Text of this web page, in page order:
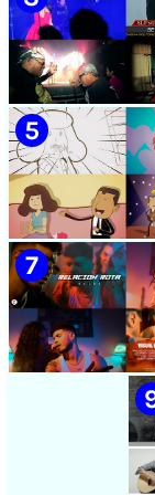
🟡 Chacal - ¨No
Videoclip -
Sánchez
🟡 Sweet Lizzy
¨Nothing Lasts¨ -
Dirección:
(Vitiko)
🟡 Zafiros - ¨Un
mujer¨ -
EGREM -
- Dirección:
🟡 Naldo -